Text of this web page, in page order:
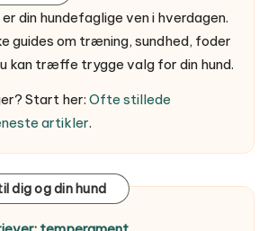
er din hundefaglige ven i hverdagen.
guides om træning, sundhed, foder
kan træffe trygge valg for din hund.
Start her: Ofte stillede
artikler.
dig og din hund